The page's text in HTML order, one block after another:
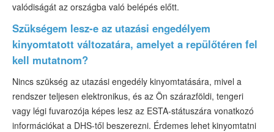
valódiságát az országba való belépés előtt.
Szükségem lesz-e az utazási engedélyem
kinyomtatott változatára, amelyet a repülőtéren fel
kell mutatnom?
Nincs szükség az utazási engedély kinyomtatására, mivel a
rendszer teljesen elektronikus, és az Ön szárazföldi, tengeri
vagy légi fuvarozója képes lesz az ESTA-státuszára vonatkozó
információkat a DHS-től beszerezni. Érdemes lehet kinyomtatni